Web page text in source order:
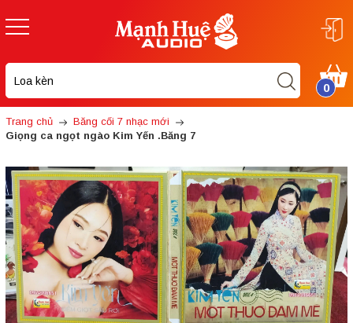
0
Trang chủ
Băng cối 7 nhạc mới
Giọng ca ngọt ngào Kim Yến .Băng 7